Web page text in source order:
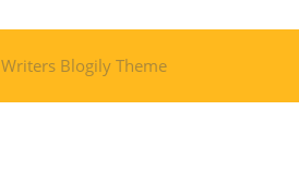
Writers Blogily Theme